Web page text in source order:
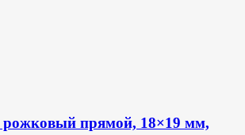
прямой, 18×19 мм,